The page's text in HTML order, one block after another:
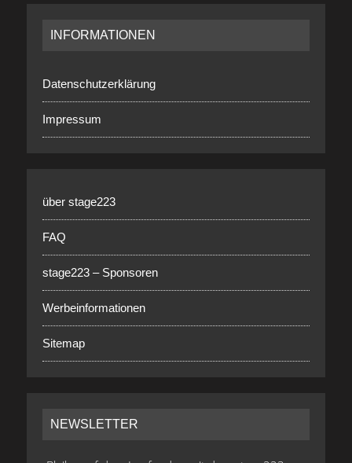
INFORMATIONEN
Datenschutzerklärung
Impressum
über stage223
FAQ
stage223 – Sponsoren
Werbeinformationen
Sitemap
NEWSLETTER